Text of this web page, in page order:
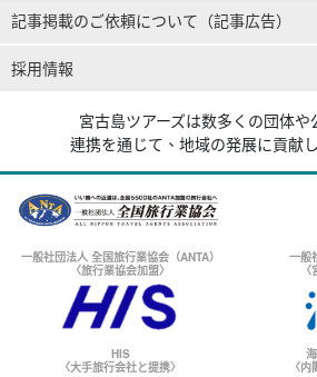
記事掲載のご依頼について（記事広告）
採用情報
宮古島ツアーズは数多くの団体や
連携を通じて、地域の発展に貢献
一般社団法人 全国旅行業協会（ANTA）
〈旅行業協会加盟〉
一般
HIS
〈大手旅行会社と提携〉
〈